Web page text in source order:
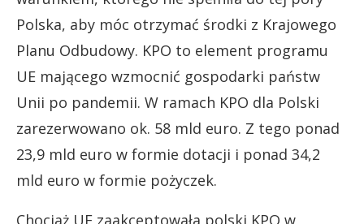
Polska, aby móc otrzymać środki z Krajowego
Planu Odbudowy. KPO to element programu
UE mającego wzmocnić gospodarki państw
Unii po pandemii. W ramach KPO dla Polski
zarezerwowano ok. 58 mld euro. Z tego ponad
23,9 mld euro w formie dotacji i ponad 34,2
mld euro w formie pożyczek.
Chociaż UE zaakceptowała polski KPO w